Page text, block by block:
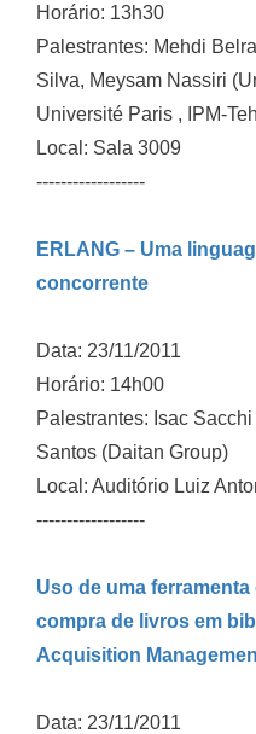
Horário: 13h30
Palestrantes: Mehdi
Silva, Meysam Nassiri
Université Paris , IPM-
Local: Sala 3009
------------------
ERLANG – Uma
concorrente
Data: 23/11/2011
Horário: 14h00
Palestrantes: Isac
Santos (Daitan Group)
Local: Auditório Luiz
------------------
Uso de uma
compra de livros em
Acquisition
Data: 23/11/2011